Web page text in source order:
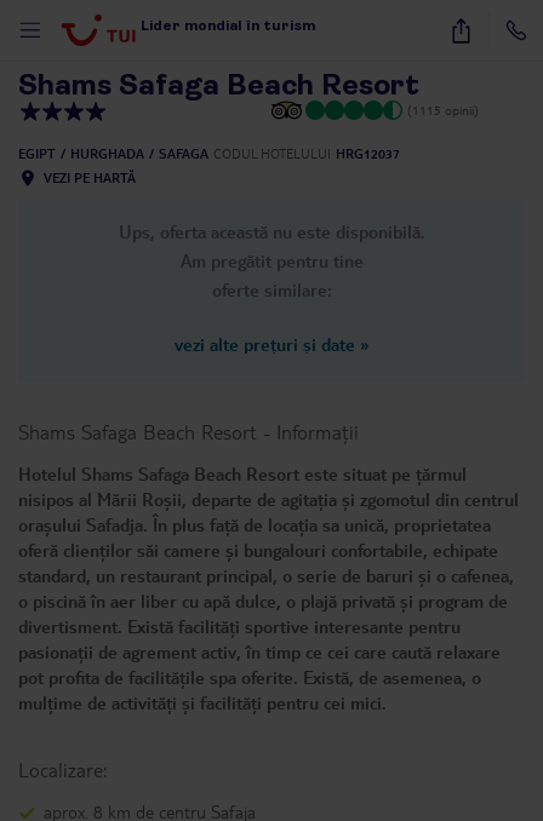
Lider mondial în turism 27
Shams Safaga Beach Resort
(1115 opinii)
EGIPT HURGHADA SAFAGA CODUL HOTELULUI HRG12037
VEZI PE HARTĂ
Ups, oferta această nu este disponibilă.
Am pregătit pentru tine
oferte similare:
vezi alte prețuri și date »
Shams Safaga Beach Resort - Informații
Hotelul Shams Safaga Beach Resort este situat pe țărmul
nisipos al Mării Roșii, departe de agitația și zgomotul din centrul
orașului Safadja. În plus față de locația sa unică, proprietatea
oferă clienților săi camere și bungalouri confortabile, echipate
standard, un restaurant principal, o serie de baruri și o cafenea,
o piscină în aer liber cu apă dulce, o plajă privată și program de
divertisment. Există facilități sportive interesante pentru
pasionații de agrement activ, în timp ce cei care caută relaxare
pot profita de facilitățile spa oferite. Există, de asemenea, o
mulțime de activități și facilități pentru cei mici.
Localizare:
aprox. 8 km de centru Safaja